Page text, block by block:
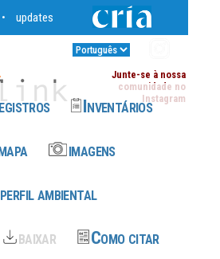
• updates
Junte-se à nossa
comunidade no
Instagram